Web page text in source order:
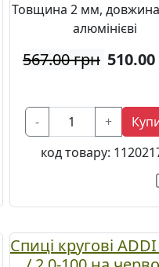
Товщина 2 мм,
алюмінієві
567.00 грн 510.00
- +
код товару:
Спиці кругові